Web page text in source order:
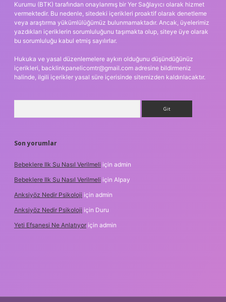
Kurumu (BTK) tarafından onaylanmış bir Yer Sağlayıcı olarak hizmet
vermektedir. Bu nedenle, sitedeki içerikleri proaktif olarak denetleme
veya araştırma yükümlülüğümüz bulunmamaktadır. Ancak, üyelerimiz
yazdıkları içeriklerin sorumluluğunu taşımakta olup, siteye üye olarak
bu sorumluluğu kabul etmiş sayılırlar.
Hukuka ve yasal düzenlemelere aykırı olduğunu düşündüğünüz
içerikleri, backlinkpanelicomtr@gmail.com adresine bildirmeniz
halinde, ilgili içerikler yasal süre içerisinde sitemizden kaldırılacaktır.
Son yorumlar
Bebeklere Ilk Su Nasıl Verilmeli için admin
Bebeklere Ilk Su Nasıl Verilmeli için Alpay
Anksiyöz Nedir Psikoloji için admin
Anksiyöz Nedir Psikoloji için Duru
Yeti Efsanesi Ne Anlatıyor için admin